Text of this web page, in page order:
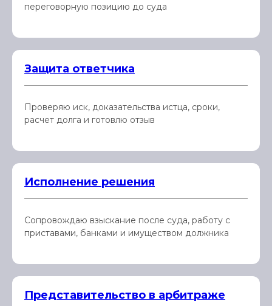
переговорную позицию до суда
Защита ответчика
Проверяю иск, доказательства истца, сроки,
расчет долга и готовлю отзыв
Исполнение решения
Сопровождаю взыскание после суда, работу с
приставами, банками и имуществом должника
Представительство в арбитраже